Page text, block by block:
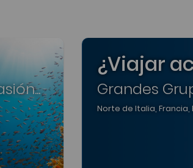
¿Viajar
Grandes
Norte de Italia, Francia,